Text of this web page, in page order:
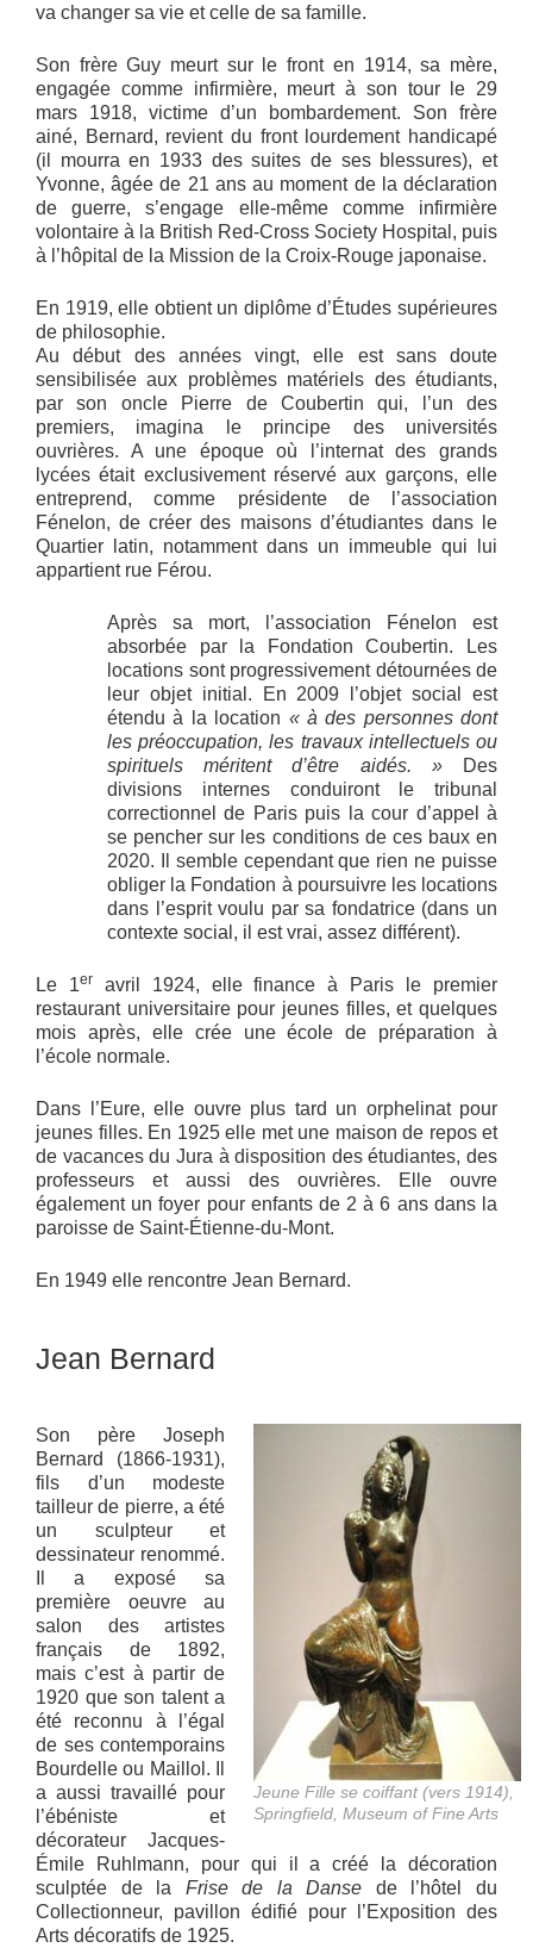
va changer sa vie et celle de sa famille.
Son frère Guy meurt sur le front en 1914, sa mère,
engagée comme infirmière, meurt à son tour le 29
mars 1918, victime d’un bombardement. Son frère
ainé, Bernard, revient du front lourdement handicapé
(il mourra en 1933 des suites de ses blessures), et
Yvonne, âgée de 21 ans au moment de la déclaration
de guerre, s’engage elle-même comme infirmière
volontaire à la British Red-Cross Society Hospital, puis
à l’hôpital de la Mission de la Croix-Rouge japonaise.
En 1919, elle obtient un diplôme d’Études supérieures
de philosophie.
Au début des années vingt, elle est sans doute
sensibilisée aux problèmes matériels des étudiants,
par son oncle Pierre de Coubertin qui, l’un des
premiers, imagina le principe des universités
ouvrières. A une époque où l’internat des grands
lycées était exclusivement réservé aux garçons, elle
entreprend, comme présidente de l’association
Fénelon, de créer des maisons d’étudiantes dans le
Quartier latin, notamment dans un immeuble qui lui
appartient rue Férou.
Après sa mort, l’association Fénelon est
absorbée par la Fondation Coubertin. Les
locations sont progressivement détournées de
leur objet initial. En 2009 l’objet social est
étendu à la location « à des personnes dont
les préoccupation, les travaux intellectuels ou
spirituels méritent d’être aidés. »
Des
divisions internes conduiront le tribunal
correctionnel de Paris puis la cour d’appel à
se pencher sur les conditions de ces baux en
2020. Il semble cependant que rien ne puisse
obliger la Fondation à poursuivre les locations
dans l’esprit voulu par sa fondatrice (dans un
contexte social, il est vrai, assez différent).
Le 1er
avril 1924, elle finance à Paris le premier
restaurant universitaire pour jeunes filles, et quelques
mois après, elle crée une école de préparation à
l’école normale.
Dans l’Eure, elle ouvre plus tard un orphelinat pour
jeunes filles. En 1925 elle met une maison de repos et
de vacances du Jura à disposition des étudiantes, des
professeurs et aussi des ouvrières. Elle ouvre
également un foyer pour enfants de 2 à 6 ans dans la
paroisse de Saint-Étienne-du-Mont.
En 1949 elle rencontre Jean Bernard.
Jean Bernard
Jeune Fille se coiffant (vers 1914),
Springfield, Museum of Fine Arts
Son père Joseph
Bernard (1866-1931),
fils d’un modeste
tailleur de pierre, a été
un sculpteur et
dessinateur renommé.
Il a exposé sa
première oeuvre au
salon des artistes
français de 1892,
mais c’est à partir de
1920 que son talent a
été reconnu à l’égal
de ses contemporains
Bourdelle ou Maillol. Il
a aussi travaillé pour
l’ébéniste et
décorateur Jacques-
Émile Ruhlmann, pour qui il a créé la décoration
sculptée de la Frise de la Danse de l’hôtel du
Collectionneur, pavillon édifié pour l’Exposition des
Arts décoratifs de 1925.